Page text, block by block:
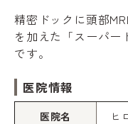
精密ドックに頭部
を加えた「スーパー
です。
医院情報
医院名 ヒ